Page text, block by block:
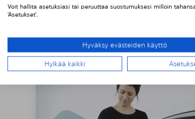
Voit hallita asetuksiasi tai peruuttaa suostumuksesi milloin
'Asetukset'.
Hyväksy evästeiden käyttö
Hylkää kaikki